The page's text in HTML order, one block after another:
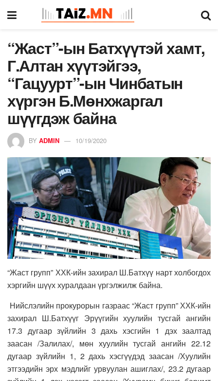
“Жаст”-ын Батхүүтэй хамт,
Г.Алтан хүүтэйгээ,
“Гацуурт”-ын Чинбатын
хүргэн Б.Мөнхжаргал
шүүгдэж байна
BY ADMIN 10/19/2020
“Жаст групп” ХХК-ийн захирал Ш.Батхүү нарт холбогдох
хэргийн шүүх хуралдаан үргэлжилж байна.
Нийслэлийн прокурорын газраас “Жаст групп” ХХК-ийн
захирал Ш.Батхүүг Эрүүгийн хуулийн тусгай ангийн
17.3 дугаар зүйлийн 3 дахь хэсгийн 1 дэх заалтад
заасан /Залилах/, мөн хуулийн тусгай ангийн 22.12
дугаар зүйлийн 1, 2 дахь хэсгүүдэд заасан /Хуулийн
этгээдийн эрх мэдлийг урвуулан ашиглах/, 23.2 дугаар